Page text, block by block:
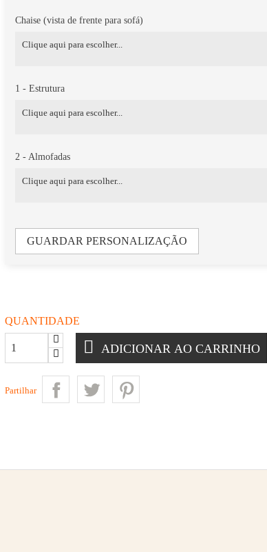
Chaise (vista de frente para sofá)
1 - Estrutura
2 - Almofadas
GUARDAR PERSONALIZAÇÃO
QUANTIDADE
ADICIONAR AO CARRINHO
Partilhar